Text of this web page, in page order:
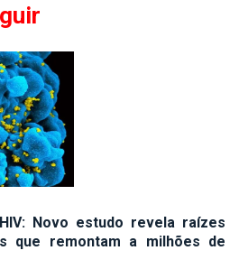
Novo estudo revela raízes
que remontam a milhões de